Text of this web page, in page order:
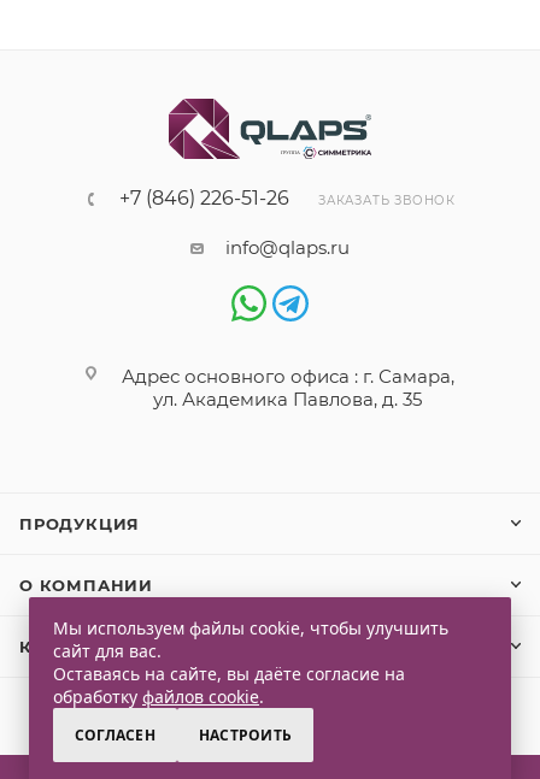
+7 (846) 226-51-26 ЗАКАЗАТЬ ЗВОНОК
info@qlaps.ru
Адрес основного офиса : г. Самара,
ул. Академика Павлова, д. 35
ПРОДУКЦИЯ
О КОМПАНИИ
КЛИЕНТАМ
Мы используем файлы cookie, чтобы улучшить
сайт для вас.
Оставаясь на сайте, вы даёте согласие на
обработку файлов cookie.
СОГЛАСЕН НАСТРОИТЬ